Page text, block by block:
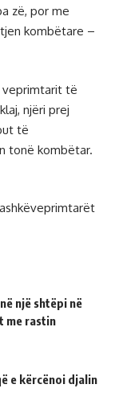
zë, por me
kombëtare –
veprimtarit të
njëri prej
të
tonë kombëtar.
një shtëpi në
me rastin
e kërcënoi djalin